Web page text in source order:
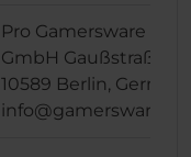
Pro Gamersware
GmbH Gaußstraße 1,
10589 Berlin,